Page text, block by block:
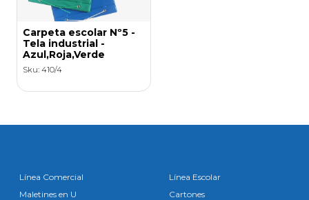
Carpeta escolar Nº5 -
Tela industrial -
Azul,Roja,Verde
Sku: 410/4
Línea Comercial
Maletines en U
Línea Escolar
Cartones